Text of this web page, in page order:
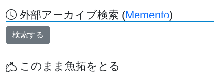
外部アーカイブ検索 (Memento)
検索する
このまま魚拓をとる